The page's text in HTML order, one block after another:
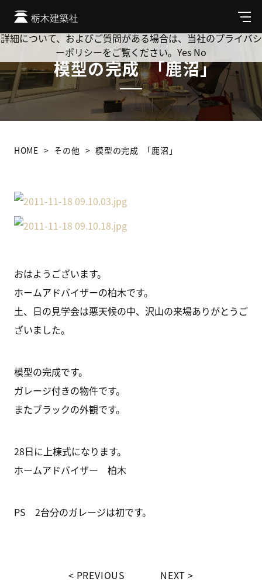
メ
ニ
ュ
模型の完成 ｢鹿沼｣
HOME その他 模型の完成 ｢鹿沼｣
おはようございます。
ホームアドバイザーの柏木です。
土、日の見学会は悪天候の中、沢山の来場ありがとうご
ざいました。
模型の完成です。
ガレージ付きの物件です。
またブラックの外観です。
28日に上棟式になります。
ホームアドバイザー 柏木
PS 2台分のガレージは初です。
PREVIOUS NEXT
Cookie を使用して、お客様の活動を追跡してもよろしいです
か? 当社ではお客様のプライバシーを極めて重視しています。
詳細について、およびご質問がある場合は、当社のプライバシ
ーポリシーをご覧ください。 Yes No